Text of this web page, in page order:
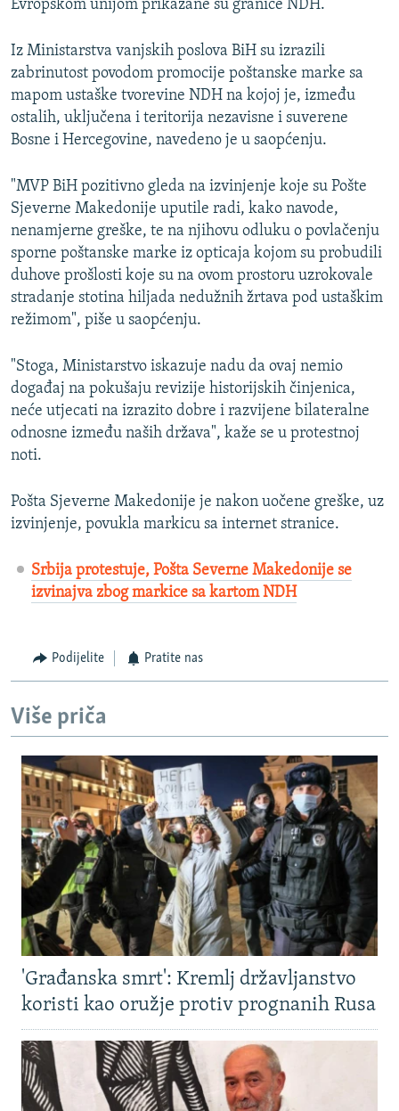
Evropskom unijom prikazane su granice NDH.
Iz Ministarstva vanjskih poslova BiH su izrazili
zabrinutost povodom promocije poštanske marke sa
mapom ustaške tvorevine NDH na kojoj je, između
ostalih, uključena i teritorija nezavisne i suverene
Bosne i Hercegovine, navedeno je u saopćenju.
"MVP BiH pozitivno gleda na izvinjenje koje su Pošte
Sjeverne Makedonije uputile radi, kako navode,
nenamjerne greške, te na njihovu odluku o povlačenju
sporne poštanske marke iz opticaja kojom su probudili
duhove prošlosti koje su na ovom prostoru uzrokovale
stradanje stotina hiljada nedužnih žrtava pod ustaškim
režimom", piše u saopćenju.
"Stoga, Ministarstvo iskazuje nadu da ovaj nemio
događaj na pokušaju revizije historijskih činjenica,
neće utjecati na izrazito dobre i razvijene bilateralne
odnosne između naših država", kaže se u protestnoj
noti.
Pošta Sjeverne Makedonije je nakon uočene greške, uz
izvinjenje, povukla markicu sa internet stranice.
Srbija protestuje, Pošta Severne Makedonije se
izvinajva zbog markice sa kartom NDH
Podijelite Pratite nas
Više priča
'Građanska smrt': Kremlj državljanstvo
koristi kao oružje protiv prognanih Rusa